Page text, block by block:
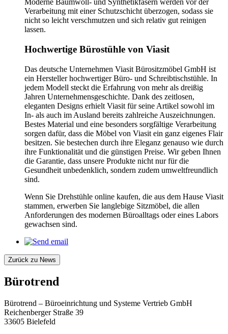
Moderne Baumwoll- und Synthetikfasern werden vor der
Verarbeitung mit einer Schutzschicht überzogen, sodass sie
nicht so leicht verschmutzen und sich relativ gut reinigen
lassen.
Hochwertige Bürostühle von Viasit
Das deutsche Unternehmen Viasit Bürositzmöbel GmbH ist
ein Hersteller hochwertiger Büro- und Schreibtischstühle. In
jedem Modell steckt die Erfahrung von mehr als dreißig
Jahren Unternehmensgeschichte. Dank des zeitlosen,
eleganten Designs erhielt Viasit für seine Artikel sowohl im
In- als auch im Ausland bereits zahlreiche Auszeichnungen.
Bestes Material und eine besonders sorgfältige Verarbeitung
sorgen dafür, dass die Möbel von Viasit ein ganz eigenes Flair
besitzen. Sie bestechen durch ihre Eleganz genauso wie durch
ihre Funktionalität und die günstigen Preise. Wir geben Ihnen
die Garantie, dass unsere Produkte nicht nur für die
Gesundheit unbedenklich, sondern zudem umweltfreundlich
sind.
Wenn Sie Drehstühle online kaufen, die aus dem Hause Viasit
stammen, erwerben Sie langlebige Sitzmöbel, die allen
Anforderungen des modernen Büroalltags oder eines Labors
gewachsen sind.
Zurück zu News
Bürotrend
Bürotrend – Büroeinrichtung und Systeme Vertrieb GmbH
Reichenberger Straße 39
33605 Bielefeld